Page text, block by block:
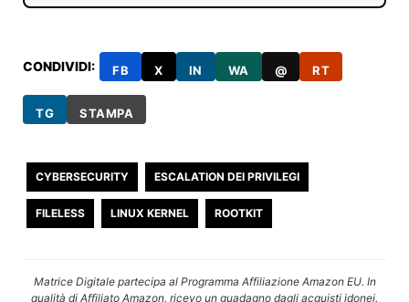
CONDIVIDI: FB X IN WA @ RT
TG STAMPA
CYBERSECURITY ESCALATION DEI PRIVILEGI
FILELESS LINUX KERNEL ROOTKIT
Matrice Digitale partecipa al Programma Affiliazione Amazon EU. In
qualità di Affiliato Amazon, ricevo un guadagno dagli acquisti idonei.